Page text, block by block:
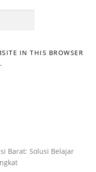
IN THIS BROWSER
Barat: Solusi Belajar